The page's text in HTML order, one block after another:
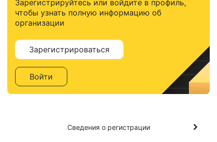
Зарегистрируйтесь или войдите в профиль,
чтобы узнать полную информацию об
организации
Зарегистрироваться
Войти
Сведения о регистрации